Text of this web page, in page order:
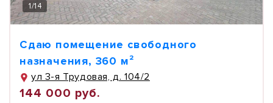
1/14
Сдаю помещение свободного
назначения, 360 м²
ул 3-я Трудовая, д. 104/2
144 000 руб.